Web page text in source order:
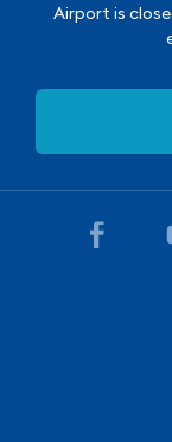
Airport is